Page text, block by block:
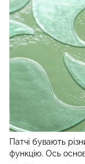
Патчі бувають
функцію. Ось